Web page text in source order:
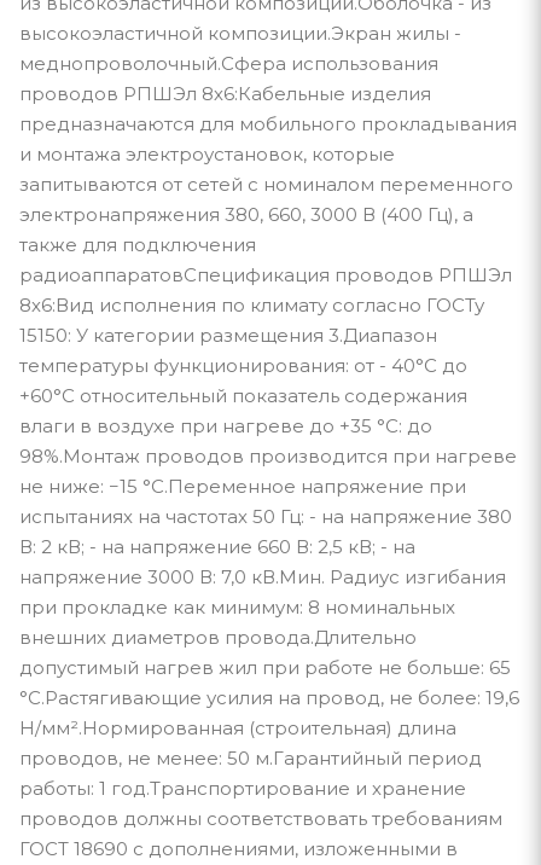
высокоэластичной композиции.Экран жилы -
меднопроволочный.Сфера использования
проводов РПШЭл 8х6:Кабельные изделия
предназначаются для мобильного прокладывания
и монтажа электроустановок, которые
запитываются от сетей с номиналом переменного
электронапряжения 380, 660, 3000 В (400 Гц), а
также для подключения
радиоаппаратовСпецификация проводов РПШЭл
8х6:Вид исполнения по климату согласно ГОСТу
15150: У категории размещения 3.Диапазон
температуры функционирования: от - 40°С до
+60°С относительный показатель содержания
влаги в воздухе при нагреве до +35 °С: до
98%.Монтаж проводов производится при нагреве
не ниже: −15 °С.Переменное напряжение при
испытаниях на частотах 50 Гц: - на напряжение 380
В: 2 кВ; - на напряжение 660 В: 2,5 кВ; - на
напряжение 3000 В: 7,0 кВ.Мин. Радиус изгибания
при прокладке как минимум: 8 номинальных
внешних диаметров провода.Длительно
допустимый нагрев жил при работе не больше: 65
°С.Растягивающие усилия на провод, не более: 19,6
Н/мм².Нормированная (строительная) длина
проводов, не менее: 50 м.Гарантийный период
работы: 1 год.Транспортирование и хранение
проводов должны соответствовать требованиям
ГОСТ 18690 с дополнениями, изложенными в